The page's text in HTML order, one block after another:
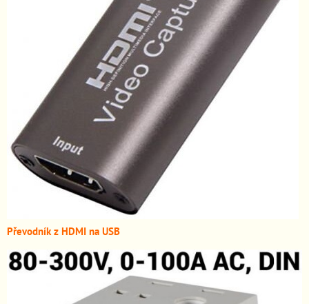
Převodník z HDMI na USB